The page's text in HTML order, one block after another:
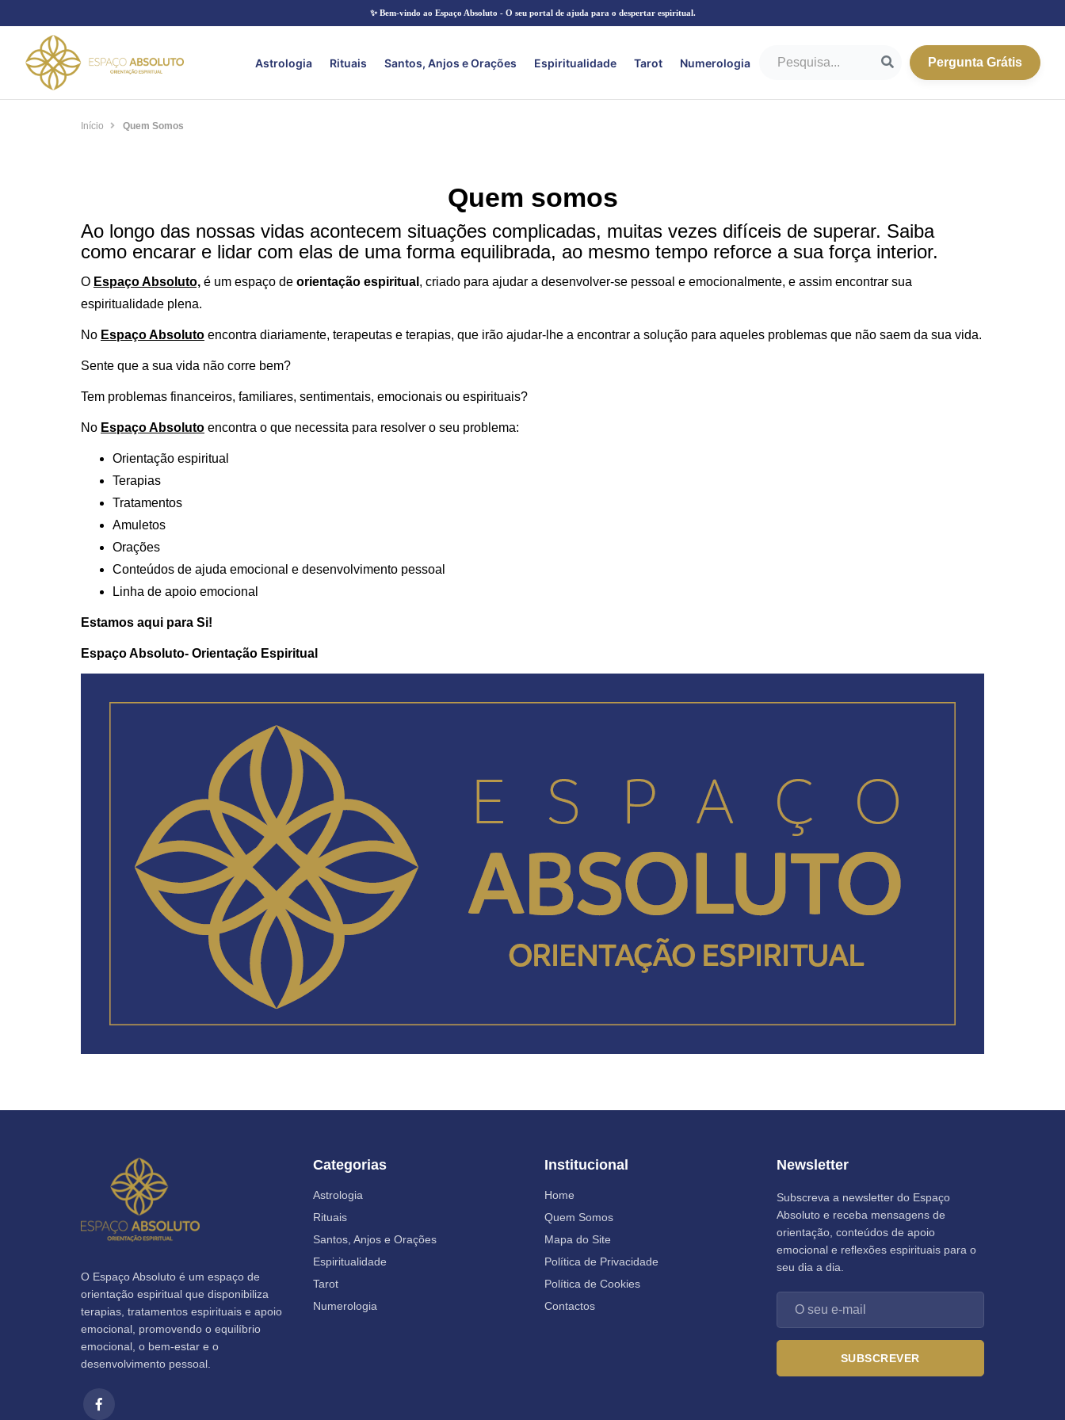
✨ Bem-vindo ao Espaço Absoluto - O seu portal de ajuda para o despertar espiritual.
Astrologia Rituais Santos, Anjos e Orações Espiritualidade Tarot Numerologia Pergunta Grátis
Início Quem Somos
Quem somos
Ao longo das nossas vidas acontecem situações complicadas, muitas vezes difíceis de superar. Saiba
como encarar e lidar com elas de uma forma equilibrada, ao mesmo tempo reforce a sua força interior.
O Espaço Absoluto, é um espaço de orientação espiritual , criado para ajudar a desenvolver-se pessoal e emocionalmente, e assim encontrar sua
espiritualidade plena.
No Espaço Absoluto encontra diariamente, terapeutas e terapias, que irão ajudar-lhe a encontrar a solução para aqueles problemas que não saem da sua vida.
Sente que a sua vida não corre bem?
Tem problemas financeiros, familiares, sentimentais, emocionais ou espirituais?
No Espaço Absoluto encontra o que necessita para resolver o seu problema:
Orientação espiritual
Terapias
Tratamentos
Amuletos
Orações
Conteúdos de ajuda emocional e desenvolvimento pessoal
Linha de apoio emocional
Estamos aqui para Si!
Espaço Absoluto- Orientação Espiritual
O Espaço Absoluto é um espaço de
orientação espiritual que disponibiliza
terapias, tratamentos espirituais e apoio
emocional, promovendo o equilíbrio
emocional, o bem-estar e o
desenvolvimento pessoal.
Categorias
Astrologia
Rituais
Santos, Anjos e Orações
Espiritualidade
Tarot
Numerologia
Institucional
Home
Quem Somos
Mapa do Site
Política de Privacidade
Política de Cookies
Contactos
Newsletter
Subscreva a newsletter do Espaço
Absoluto e receba mensagens de
orientação, conteúdos de apoio
emocional e reflexões espirituais para o
seu dia a dia.
SUBSCREVER